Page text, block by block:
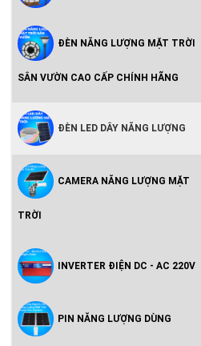
Vườn Cao Cấp Chính Hãng
Hoàng Quốc Bảo - Độ Sáng Cao,
ĐÈN NĂNG LƯỢNG MẶT TRỜI
SÂN VƯỜN CAO CẤP CHÍNH HÃNG
ĐÈN LED DÂY NĂNG LƯỢNG
CAMERA NĂNG LƯỢNG MẶT
TRỜI
INVERTER ĐIỆN DC - AC 220V
PIN NĂNG LƯỢNG DÙNG